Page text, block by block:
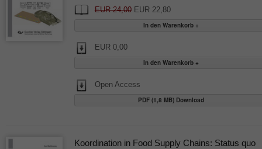
EUR 24,00EUR 22,80
EUR 0,00
Open Access
PDF (1,8 MB) Download
Koordination in Food Supply Chains: Status quo